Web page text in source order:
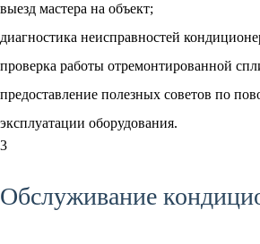
выезд мастера на объект;
диагностика неисправностей
проверка работы отремонтированной
предоставление полезных советов по
эксплуатации оборудования.
3
Обслуживание